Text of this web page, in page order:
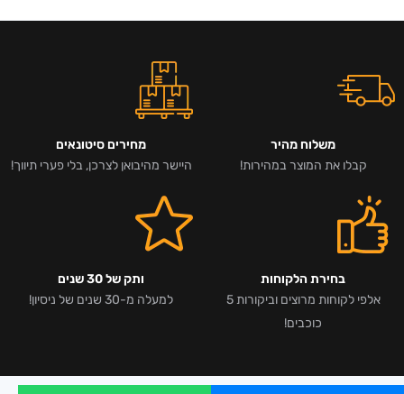
משלוח מהיר
קבלו את המוצר במהירות!
מחירים סיטונאים
היישר מהיבואן לצרכן, בלי פערי תיווך!
בחירת הלקוחות
אלפי לקוחות מרוצים וביקורות 5
כוכבים!
ותק של 30 שנים
למעלה מ-30 שנים של ניסיון!